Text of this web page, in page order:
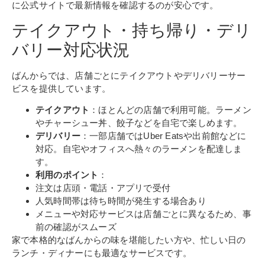
に公式サイトで最新情報を確認するのが安心です。
テイクアウト・持ち帰り・デリ
バリー対応状況
ばんからでは、店舗ごとにテイクアウトやデリバリーサー
ビスを提供しています。
テイクアウト ：ほとんどの店舗で利用可能。ラーメン
やチャーシュー丼、餃子などを自宅で楽しめます。
デリバリー ：一部店舗ではUber Eatsや出前館などに
対応。自宅やオフィスへ熱々のラーメンを配達しま
す。
利用のポイント ：
注文は店頭・電話・アプリで受付
人気時間帯は待ち時間が発生する場合あり
メニューや対応サービスは店舗ごとに異なるため、事
前の確認がスムーズ
家で本格的なばんからの味を堪能したい方や、忙しい日の
ランチ・ディナーにも最適なサービスです。